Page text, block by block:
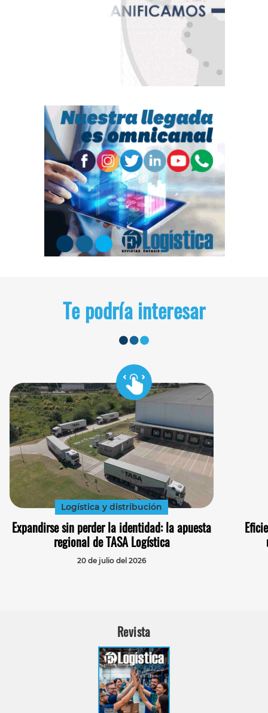
Te podría interesar
Logística y distribución
Expandirse sin perder la identidad: la apuesta
regional de TASA Logística
20 de julio del 2026
Revista